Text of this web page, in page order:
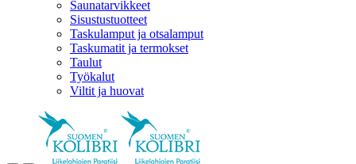
Saunatarvikkeet
Sisustustuotteet
Taskulamput ja otsalamput
Taskumatit ja termokset
Taulut
Työkalut
Viltit ja huovat